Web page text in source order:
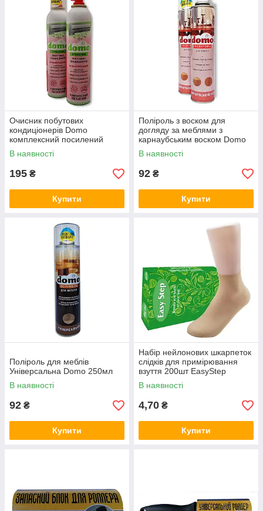
Очисник побутових
кондиціонерів Domo
комплексний посилений
320мл
В наявності
195 ₴
Купити
Поліроль з воском для
догляду за меблями з
карнаубським воском Domo
250мл
В наявності
92 ₴
Купити
Поліроль для меблів
Універсальна Domo 250мл
В наявності
92 ₴
Купити
Набір нейлонових шкарпеток
слідків для примірювання
взуття 200шт EasyStep
В наявності
4,70 ₴
Купити